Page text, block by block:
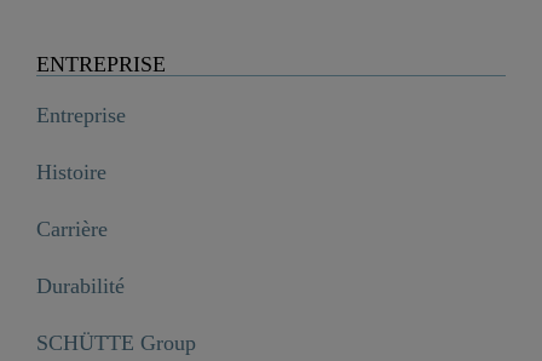
ENTREPRISE
Entreprise
Histoire
Carrière
Durabilité
SCHÜTTE Group